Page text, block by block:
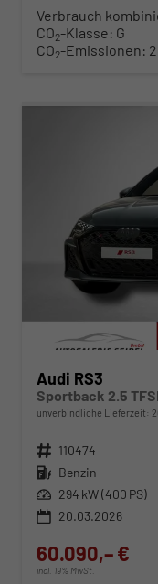
Verbrauch
CO2-Klasse: G
CO2-Emissionen:
Audi RS3
Sportback 2.5
unverbindliche Lieferzeit:
Fahrzeugnr. 110474
Kraftstoff Benzin
Leistung 294 kW (400 PS)
20.03.2026
60.090,– €
incl. 19% MwSt.